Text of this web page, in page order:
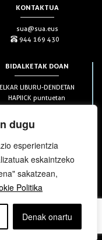
dugu
esperientzia
eskaintzeko
sakatzean,
Politika
Denak onartu
KONTAKTUA
sua@sua.eus
944 169 430
BIDALKETAK DOAN
ELKAR LIBURU-DENDETAN
HAPIICK puntuetan
(soilik penintsulan)